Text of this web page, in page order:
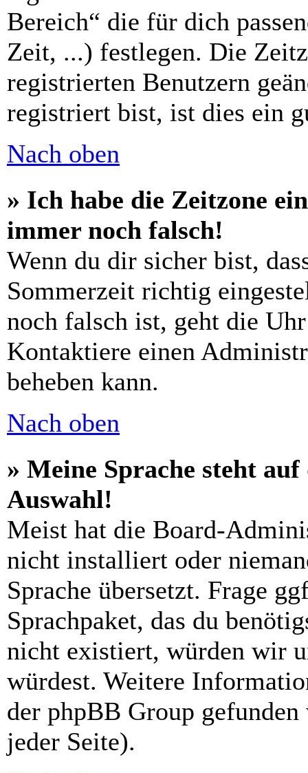
Bereich“ die für dich
Zeit, ...) festlegen. Die
registrierten Benutzern
registriert bist, ist dies ein
Nach oben
» Ich habe die Zeitzone
immer noch falsch!
Wenn du dir sicher bist,
Sommerzeit richtig
noch falsch ist, geht die
Kontaktiere einen
beheben kann.
Nach oben
» Meine Sprache steht
Auswahl!
Meist hat die Board-
nicht installiert oder
Sprache übersetzt. Frage
Sprachpaket, das du
nicht existiert, würden wir
würdest. Weitere
der phpBB Group
jeder Seite).